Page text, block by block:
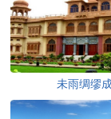
未雨绸缪